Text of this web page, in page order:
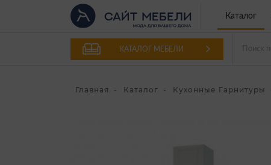
Каталог
КАТАЛОГ МЕБЕЛИ
Главная Каталог Кухонные Гарнитуры